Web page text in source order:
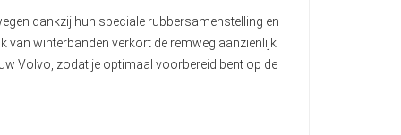
dankzij hun speciale rubbersamenstelling en
van winterbanden verkort de remweg aanzienlijk
Volvo, zodat je optimaal voorbereid bent op de